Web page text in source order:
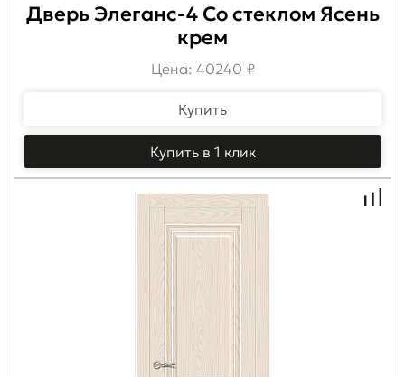
Дверь Элеганс-4 Со стеклом Ясень
крем
Цена: 40240 ₽
Купить
Купить в 1 клик